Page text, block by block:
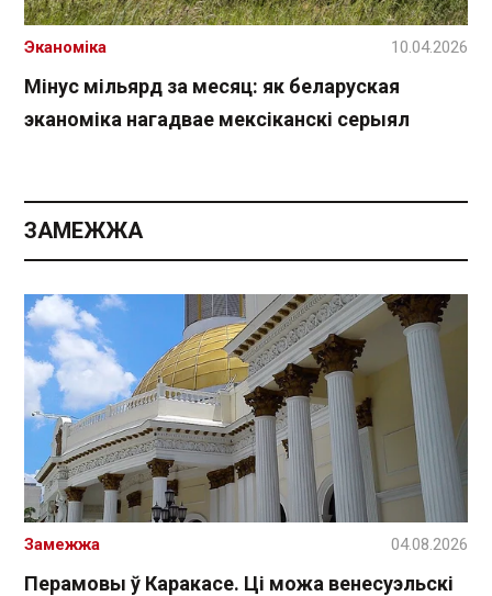
Мінус мільярд за месяц: як беларуская
эканоміка нагадвае мексіканскі серыял
Эканоміка 10.04.2026
ЗАМЕЖЖА
Перамовы ў Каракасе. Ці можа венесуэльскі
Замежжа 04.08.2026